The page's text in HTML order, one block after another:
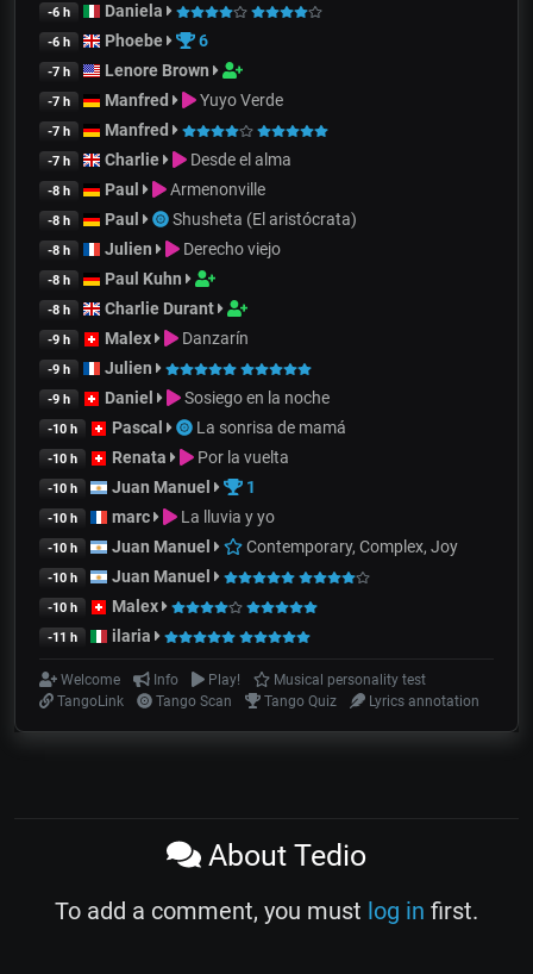
-6 h Daniela
-6 h Phoebe 6
-7 h Lenore Brown
-7 h Manfred Yuyo Verde
-7 h Manfred
-7 h Charlie Desde el alma
-8 h Paul Armenonville
-8 h Paul Shusheta (El aristócrata)
-8 h Julien Derecho viejo
-8 h Paul Kuhn
-8 h Charlie Durant
-9 h Malex Danzarín
-9 h Julien
-9 h Daniel Sosiego en la noche
-10 h Pascal La sonrisa de mamá
-10 h Renata Por la vuelta
-10 h Juan Manuel 1
-10 h marc La lluvia y yo
-10 h Juan Manuel Contemporary, Complex, Joy
-10 h Juan Manuel
-10 h Malex
-11 h ilaria
Welcome Info Play!
Musical personality test
TangoLink
Tango Scan Tango Quiz Lyrics annotation
About Tedio
To add a comment, you must log in first.